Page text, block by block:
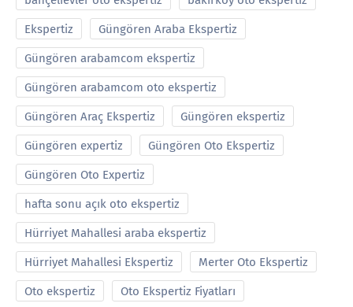
Ekspertiz Güngören Araba Ekspertiz
Güngören arabamcom ekspertiz
Güngören arabamcom oto ekspertiz
Güngören Araç Ekspertiz Güngören ekspertiz
Güngören expertiz Güngören Oto Ekspertiz
Güngören Oto Expertiz
hafta sonu açık oto ekspertiz
Hürriyet Mahallesi araba ekspertiz
Hürriyet Mahallesi Ekspertiz Merter Oto Ekspertiz
Oto ekspertiz Oto Ekspertiz Fiyatları